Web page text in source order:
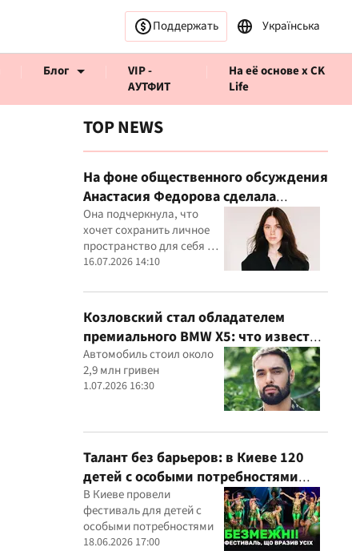
Поддержать Українська
Блог
VIP -
АУТФИТ
На её основе x CK
Life
TOP NEWS
На фоне общественного обсуждения
Анастасия Федорова сделала
публичное заявление
Она подчеркнула, что
хочет сохранить личное
пространство для себя и
своего ребенка
16.07.2026 14:10
Козловский стал обладателем
премиального BMW X5: что известно
о покупке
Автомобиль стоил около
2,9 млн гривен
1.07.2026 16:30
Талант без барьеров: в Киеве 120
детей с особыми потребностями
выступили на всеукраинском
фестивале
В Киеве провели
фестиваль для детей с
особыми потребностями
18.06.2026 17:00